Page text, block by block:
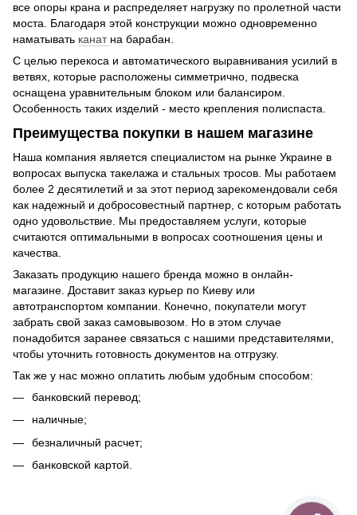
все опоры крана и распределяет нагрузку по пролетной части
моста. Благодаря этой конструкции можно одновременно
наматывать канат на барабан.
С целью перекоса и автоматического выравнивания усилий в
ветвях, которые расположены симметрично, подвеска
оснащена уравнительным блоком или балансиром.
Особенность таких изделий - место крепления полиспаста.
Преимущества покупки в нашем магазине
Наша компания является специалистом на рынке Украине в
вопросах выпуска такелажа и стальных тросов. Мы работаем
более 2 десятилетий и за этот период зарекомендовали себя
как надежный и добросовестный партнер, с которым работать
одно удовольствие. Мы предоставляем услуги, которые
считаются оптимальными в вопросах соотношения цены и
качества.
Заказать продукцию нашего бренда можно в онлайн-
магазине. Доставит заказ курьер по Киеву или
автотранспортом компании. Конечно, покупатели могут
забрать свой заказ самовывозом. Но в этом случае
понадобится заранее связаться с нашими представителями,
чтобы уточнить готовность документов на отгрузку.
Так же у нас можно оплатить любым удобным способом:
банковский перевод;
наличные;
безналичный расчет;
банковской картой.